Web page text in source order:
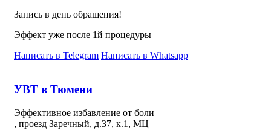
Запись в день обращения!
Эффект уже после 1й процедуры
Написать в Telegram Написать в Whatsapp
УВТ в Тюмени
Эффективное избавление от боли
, проезд Заречный, д.37, к.1, МЦ